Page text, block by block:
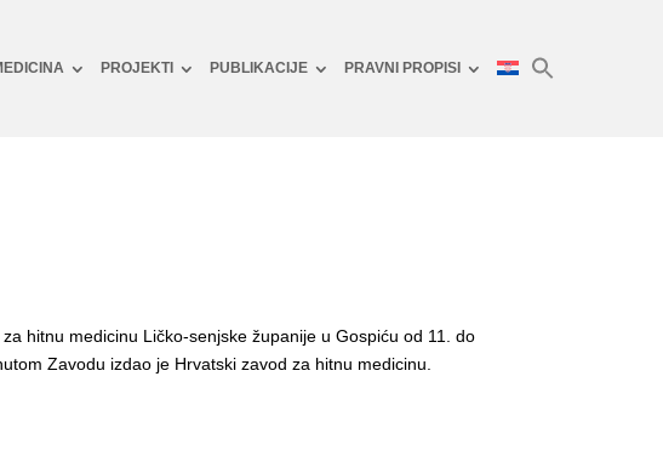
PROJEKTI PUBLIKACIJE PRAVNI PROPISI
hitnu medicinu Ličko-senjske županije u Gospiću od 11. do
Zavodu izdao je Hrvatski zavod za hitnu medicinu.